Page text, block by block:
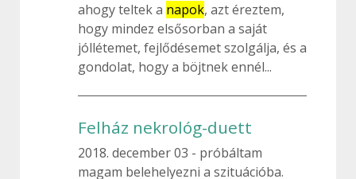
ahogy teltek a napok, azt éreztem,
hogy mindez elsősorban a saját
jóllétemet, fejlődésemet szolgálja, és a
gondolat, hogy a böjtnek ennél...
Felház nekrológ-duett
2018. december 03
próbáltam
magam belehelyezni a szituációba.